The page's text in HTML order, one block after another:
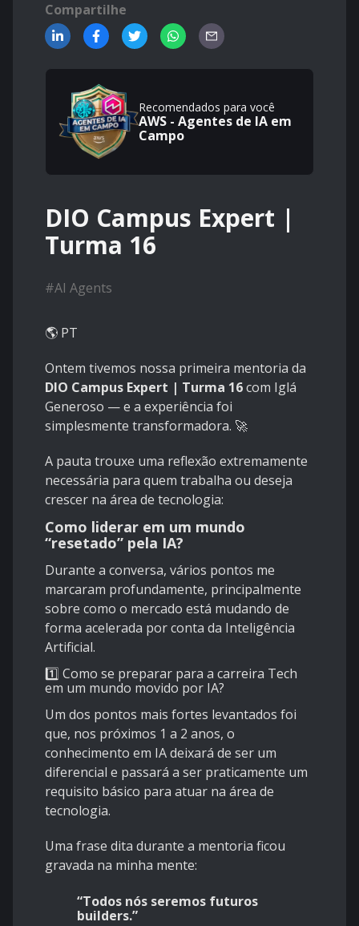
Compartilhe
Recomendados para você
AWS - Agentes de IA em
Campo
DIO Campus Expert |
Turma 16
#AI Agents
🌎 PT
Ontem tivemos nossa primeira mentoria da
DIO Campus Expert | Turma 16com Iglá
Generoso — e a experiência foi
simplesmente transformadora. 🚀
A pauta trouxe uma reflexão extremamente
necessária para quem trabalha ou deseja
crescer na área de tecnologia:
Como liderar em um mundo
“resetado” pela IA?
Durante a conversa, vários pontos me
marcaram profundamente, principalmente
sobre como o mercado está mudando de
forma acelerada por conta da Inteligência
Artificial.
1️⃣ Como se preparar para a carreira Tech
em um mundo movido por IA?
Um dos pontos mais fortes levantados foi
que, nos próximos 1 a 2 anos, o
conhecimento em IA deixará de ser um
diferencial e passará a ser praticamente um
requisito básico para atuar na área de
tecnologia.
Uma frase dita durante a mentoria ficou
gravada na minha mente:
“Todos nós seremos futuros
builders.”